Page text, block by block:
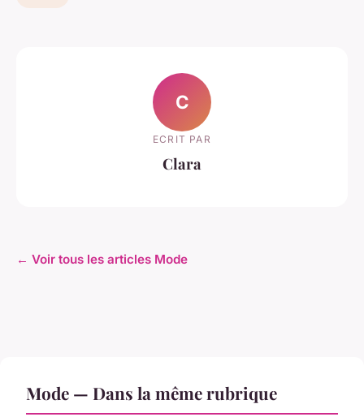
C
ECRIT PAR
Clara
← Voir tous les articles Mode
Mode — Dans la même rubrique